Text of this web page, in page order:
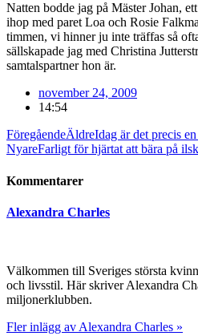
Natten bodde jag på Mäster Johan,
ihop med paret Loa och Rosie
timmen, vi hinner ju inte träffas så
sällskapade jag med Christina
samtalspartner hon är.
november 24, 2009
14:54
FöregåendeÄldreIdag är det precis
NyareFarligt för hjärtat att bära på
Kommentarer
Alexandra Charles
Välkommen till Sveriges största
och livsstil. Här skriver Alexandra
miljonerklubben.
Fler inlägg av Alexandra Charles »